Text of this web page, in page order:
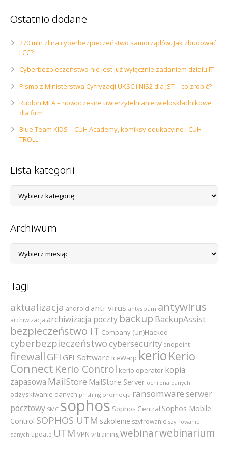
Ostatnio dodane
270 mln zł na cyberbezpieczeństwo samorządów. Jak zbudować
LCC?
Cyberbezpieczeństwo nie jest już wyłącznie zadaniem działu IT
Pismo z Ministerstwa Cyfryzacji UKSC i NIS2 dla JST – co zrobić?
Rublon MFA – nowoczesne uwierzytelnianie wieloskładnikowe
dla firm
Blue Team KIDS – CUH Academy, komiksy edukacyjne i CUH
TROLL
Lista kategorii
kategorii
Archiwum
Tagi
aktualizacja android anti-virus antyspam antywirus
archiwizacja archiwizacja poczty backup BackupAssist
bezpieczeństwo IT Company (Un)Hacked
cyberbezpieczeństwocybersecurity endpoint
firewall GFI GFI Software IceWarp kerio Kerio
Connect Kerio Control kerio operator kopia
zapasowa MailStore MailStore Server ochrona danych
odzyskiwanie danych phishing promocja ransomware serwer
pocztowy SMC sophos Sophos Central Sophos Mobile
Control SOPHOS UTM szkolenie szyfrowanie szyfrowanie
danych update UTM VPN vrtrainingwebinarwebinarium